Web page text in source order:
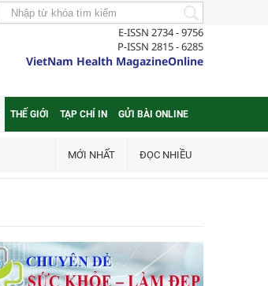
E-ISSN 2734 - 9756
P-ISSN 2815 - 6285
VietNam Health MagazineOnline
THẾ GIỚI TẠP CHÍ IN GỬI BÀI ONLINE
MỚI NHẤT ĐỌC NHIỀU